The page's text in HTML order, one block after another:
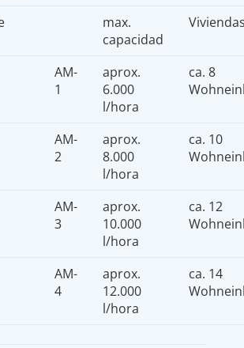
max.
capacidad
AM-
1
aprox.
6.000
l/hora
ca. 8
AM-
2
aprox.
8.000
l/hora
ca. 10
AM-
3
aprox.
10.000
l/hora
ca. 12
AM-
4
aprox.
12.000
l/hora
ca. 14